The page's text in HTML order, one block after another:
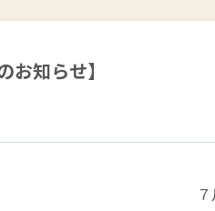
お知らせ】